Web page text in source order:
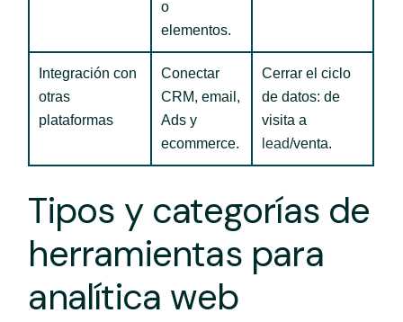
o
elementos.
Integración con
otras
plataformas
Conectar
CRM, email,
Ads y
ecommerce.
Cerrar el ciclo
de datos: de
visita a
lead/venta.
Tipos y categorías de
herramientas para
analítica web